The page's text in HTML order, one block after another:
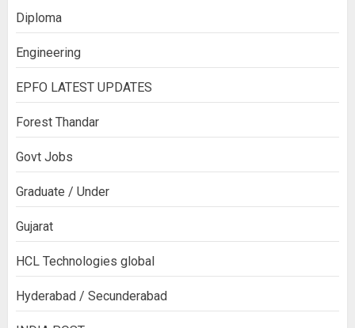
Diploma
Engineering
EPFO LATEST UPDATES
Forest Thandar
Govt Jobs
Graduate / Under
Gujarat
HCL Technologies global
Hyderabad / Secunderabad